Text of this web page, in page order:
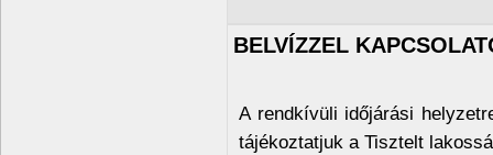
BELVÍZZEL
A rendkívüli időjárási
tájékoztatjuk a Tisztelt